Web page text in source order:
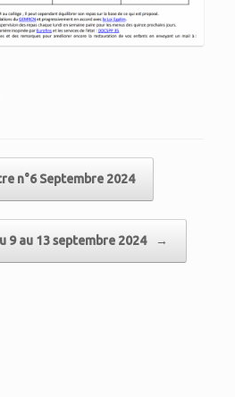
n°6 Septembre 2024
9 au 13 septembre 2024 →